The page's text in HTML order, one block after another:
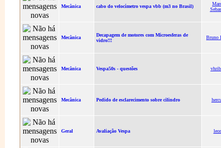
Mecânica cabo do velocímetro vespa vbb (m3 no Brasil)
Mecânica
Decapagem de motores com Microesferas de
vidro!!!
Bruno
Mecânica Vespa50s - questões
Mecânica Pedido de esclarecimento sobre cilindro
Geral Avaliação Vespa